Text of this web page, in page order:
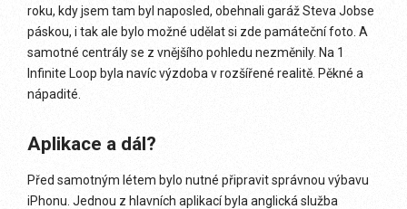
roku, kdy jsem tam byl naposled, obehnali garáž Steva Jobse
páskou, i tak ale bylo možné udělat si zde památeční foto. A
samotné centrály se z vnějšího pohledu nezměnily. Na 1
Infinite Loop byla navíc výzdoba v rozšířené realitě. Pěkné a
nápadité.
Aplikace a dál?
Před samotným létem bylo nutné připravit správnou výbavu
iPhonu. Jednou z hlavních aplikací byla anglická služba